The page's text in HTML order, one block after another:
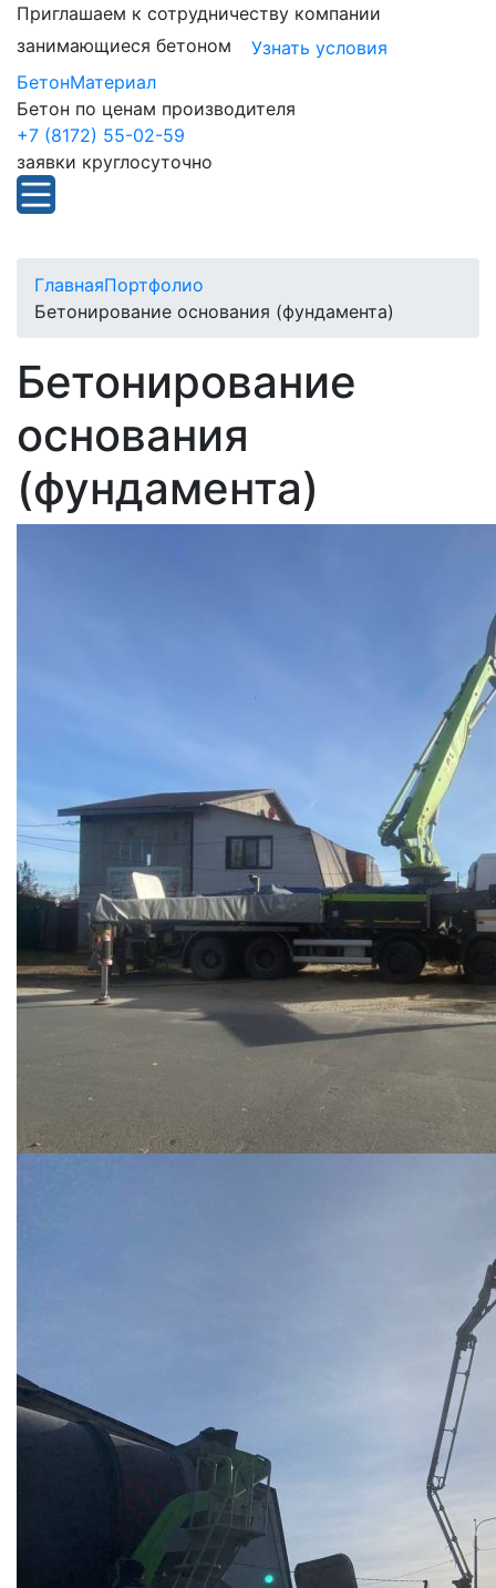
Приглашаем к сотрудничеству компании
занимающиеся бетоном
Узнать условия
БетонМатериал
Бетон по ценам производителя
+7 (8172) 55-02-59
заявки круглосуточно
ГлавнаяПортфолио
Бетонирование основания (фундамента)
Бетонирование
основания
(фундамента)